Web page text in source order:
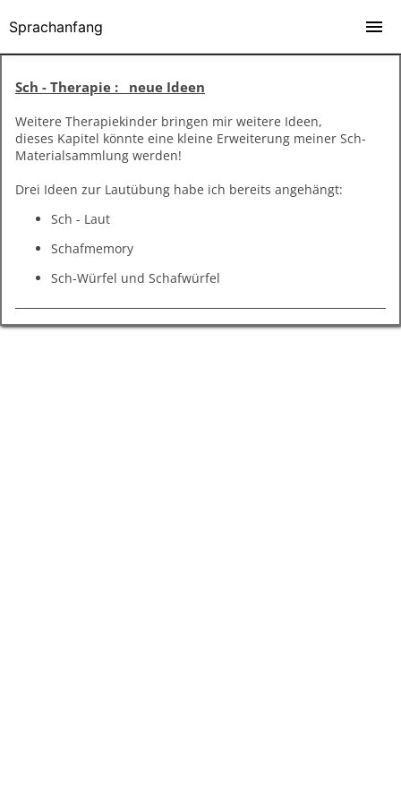
Sch - Therapie : neue Ideen
Weitere Therapiekinder bringen mir weitere Ideen,
dieses Kapitel könnte eine kleine Erweiterung meiner Sch-
Materialsammlung werden!
Drei Ideen zur Lautübung habe ich bereits angehängt:
Sch - Laut
Schafmemory
Sch-Würfel und Schafwürfel
Sprachanfang